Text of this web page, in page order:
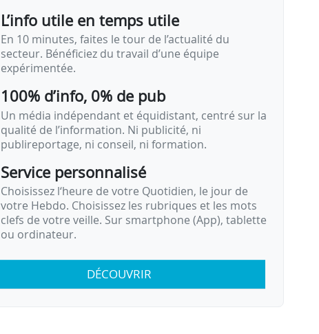
L’info utile en temps utile
En 10 minutes, faites le tour de l’actualité du
secteur. Bénéficiez du travail d’une équipe
expérimentée.
100% d’info, 0% de pub
Un média indépendant et équidistant, centré sur la
qualité de l’information. Ni publicité, ni
publireportage, ni conseil, ni formation.
Service personnalisé
Choisissez l‘heure de votre Quotidien, le jour de
votre Hebdo. Choisissez les rubriques et les mots
clefs de votre veille. Sur smartphone (App), tablette
ou ordinateur.
DÉCOUVRIR